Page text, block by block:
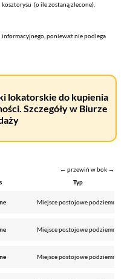
(o ile zostaną zlecone).
ponieważ nie podlega
lokatorskie do kupienia
Szczegóły w Biurze
← przewiń w bok →
Typ
Miejsce postojowe podziemne
Miejsce postojowe podziemne
Miejsce postojowe podziemne